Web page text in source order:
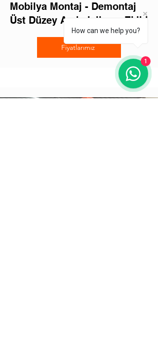
Mobilya Montaj - Demontaj
Üst Düzey Ambalajlama Ekibi
Fiyatlarımız
How can we help you?
1